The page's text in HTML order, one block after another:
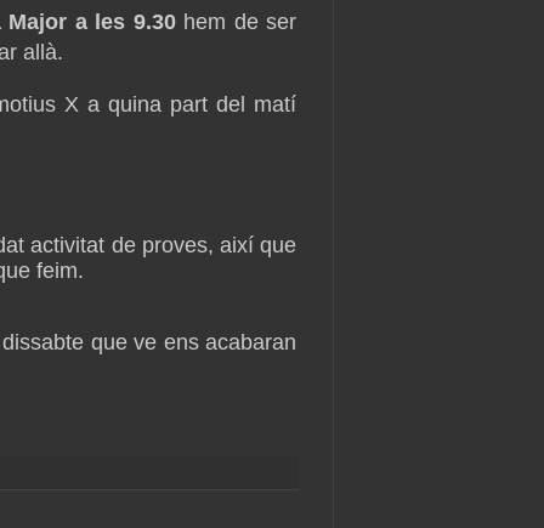
a les 9.30hem de ser
allà.
X a quina part del matí
activitat de proves, així que
feim.
que ve ens acabaran